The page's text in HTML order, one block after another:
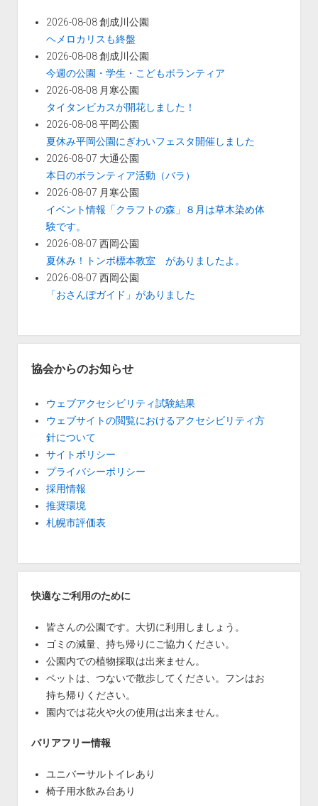
2026-08-08 創成川公園
ヘメロカリスも終盤
2026-08-08 創成川公園
今週の公園・学生・こどもボランティア
2026-08-08 月寒公園
タイタンビカスが開花しました！
2026-08-08 平岡公園
夏休み平岡公園にぎわいフェスタ開催しました
2026-08-07 大通公園
本日のボランティア活動（バラ）
2026-08-07 月寒公園
イベント情報「クラフトの森」８月は草木染め体
験です。
2026-08-07 西岡公園
夏休み！トンボ標本教室 がありましたよ。
2026-08-07 西岡公園
「おさんぽガイド」がありました
協会からのお知らせ
ウェブアクセシビリティ試験結果
ウェブサイトの閲覧におけるアクセシビリティ方
針について
サイトポリシー
プライバシーポリシー
採用情報
推奨環境
札幌市評価表
快適なご利用のために
皆さんの公園です。大切に利用しましょう。
ゴミの減量、持ち帰りにご協力ください。
公園内での植物採取は出来ません。
ペットは、つないで散歩してください。フンはお
持ち帰りください。
園内では花火や火の使用は出来ません。
バリアフリー情報
ユニバーサルトイレあり
椅子用水飲み台あり